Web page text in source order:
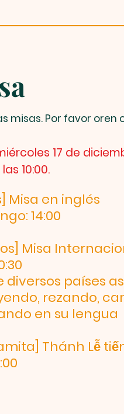
misas. Por favor oren
17 de
10:00.
Misa en inglés
14:00
Misa
diversos países
rezando,
en su lengua
Thánh Lễ